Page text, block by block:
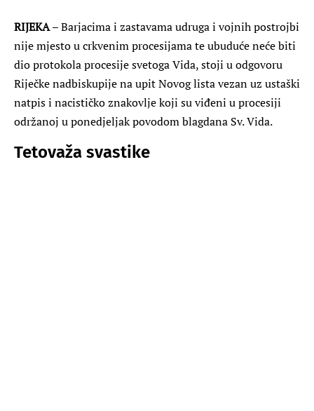
RIJEKA– Barjacima i zastavama udruga i vojnih postrojbi
nije mjesto u crkvenim procesijama te ubuduće neće biti
dio protokola procesije svetoga Vida, stoji u odgovoru
Riječke nadbiskupije na upit Novog lista vezan uz ustaški
natpis i nacističko znakovlje koji su viđeni u procesiji
održanoj u ponedjeljak povodom blagdana Sv. Vida.
Tetovaža svastike